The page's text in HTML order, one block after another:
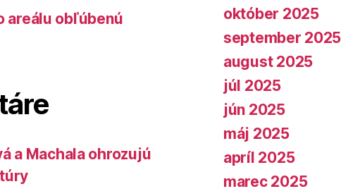
areálu obľúbenú
a Machala ohrozujú
október 2025
september 2025
august 2025
júl 2025
jún 2025
máj 2025
apríl 2025
marec 2025